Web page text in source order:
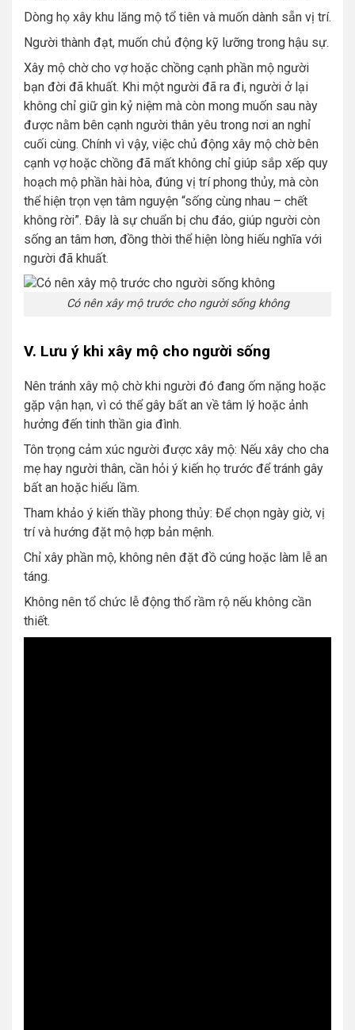
Dòng họ xây khu lăng mộ tổ tiên và muốn dành sẵn vị trí.
Người thành đạt, muốn chủ động kỹ lưỡng trong hậu sự.
Xây mộ chờ cho vợ hoặc chồng cạnh phần mộ người
bạn đời đã khuất. Khi một người đã ra đi, người ở lại
không chỉ giữ gìn kỷ niệm mà còn mong muốn sau này
được nằm bên cạnh người thân yêu trong nơi an nghỉ
cuối cùng. Chính vì vậy, việc chủ động xây mộ chờ bên
cạnh vợ hoặc chồng đã mất không chỉ giúp sắp xếp quy
hoạch mộ phần hài hòa, đúng vị trí phong thủy, mà còn
thể hiện trọn vẹn tâm nguyện “sống cùng nhau – chết
không rời”. Đây là sự chuẩn bị chu đáo, giúp người còn
sống an tâm hơn, đồng thời thể hiện lòng hiếu nghĩa với
người đã khuất.
Có nên xây mộ trước cho người sống không
V. Lưu ý khi xây mộ cho người sống
Nên tránh xây mộ chờ khi người đó đang ốm nặng hoặc
gặp vận hạn, vì có thể gây bất an về tâm lý hoặc ảnh
hưởng đến tinh thần gia đình.
Tôn trọng cảm xúc người được xây mộ: Nếu xây cho cha
mẹ hay người thân, cần hỏi ý kiến họ trước để tránh gây
bất an hoặc hiểu lầm.
Tham khảo ý kiến thầy phong thủy: Để chọn ngày giờ, vị
trí và hướng đặt mộ hợp bản mệnh.
Chỉ xây phần mộ, không nên đặt đồ cúng hoặc làm lễ an
táng.
Không nên tổ chức lễ động thổ rầm rộ nếu không cần
thiết.